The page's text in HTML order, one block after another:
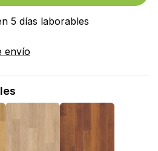
5 días laborables
envío